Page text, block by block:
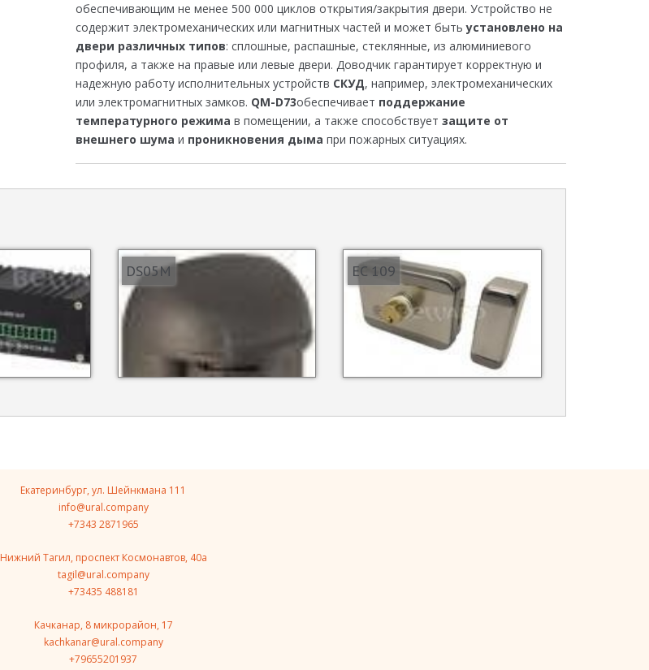
обеспечивающим не менее 500 000 циклов открытия/закрытия двери. Устройство не
содержит электромеханических или магнитных частей и может бытьустановлено на
двери различных типов: сплошные, распашные, стеклянные, из алюминиевого
профиля, а также на правые или левые двери. Доводчик гарантирует корректную и
надежную работу исполнительных устройств СКУД, например, электромеханических
или электромагнитных замков. QM-D73обеспечивает поддержание
температурного режима в помещении, а также способствует защите от
внешнего шума и проникновения дыма при пожарных ситуациях.
DS05M EC 109
Екатеринбург, ул. Шейнкмана 111
info@ural.company
+7343 2871965
Нижний Тагил, проспект Космонавтов, 40a
tagil@ural.company
+73435 488181
Качканар, 8 микрорайон, 17
kachkanar@ural.company
+79655201937